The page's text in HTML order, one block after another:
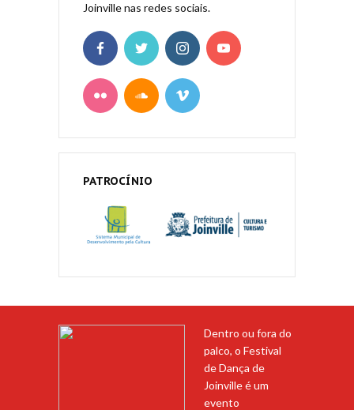
Joinville nas redes sociais.
PATROCÍNIO
Dentro ou fora do
palco, o Festival
de Dança de
Joinville é um
evento